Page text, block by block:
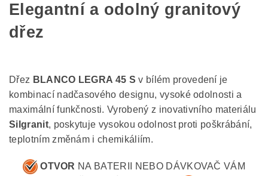
Elegantní a odolný granitový
dřez
Dřez BLANCO LEGRA 45 Sv bílém provedení je
kombinací nadčasového designu, vysoké odolnosti a
maximální funkčnosti. Vyrobený z inovativního materiálu
Silgranit, poskytuje vysokou odolnost proti poškrábání,
teplotním změnám i chemikáliím.
OTVOR NA BATERII NEBO DÁVKOVAČ VÁM